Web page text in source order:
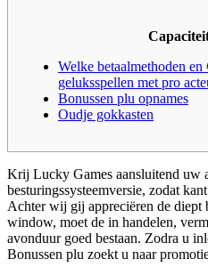
Welke betaalmethoden en
geluksspellen met pro
Bonussen plu opnames
Oudje gokkasten
Krij Lucky Games aansluitend uw
besturingssysteemversie, zodat
Achter wij gij appreciëren de diept
window, moet de in handelen,
avonduur goed bestaan. Zodra u
Bonussen plu zoekt u naar